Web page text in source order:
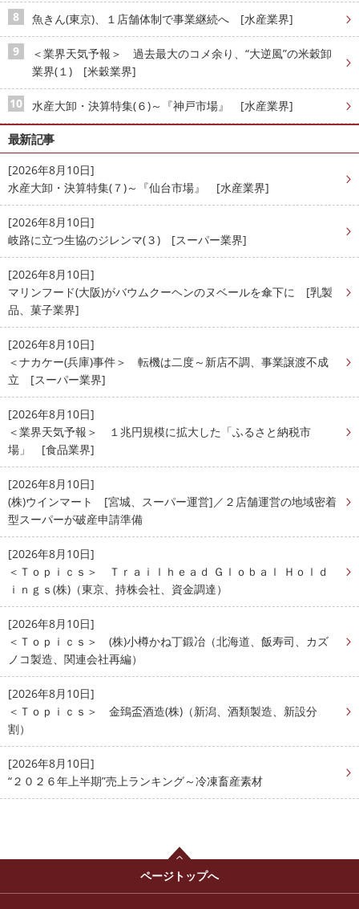
魚きん(東京)、１店舗体制で事業継続へ [水産業界]
＜業界天気予報＞ 過去最大のコメ余り、“大逆風”の米穀卸
業界(１) [米穀業界]
水産大卸・決算特集(６)～『神戸市場』 [水産業界]
最新記事
[2026年8月10日]
水産大卸・決算特集(７)～『仙台市場』 [水産業界]
[2026年8月10日]
岐路に立つ生協のジレンマ(３) [スーパー業界]
[2026年8月10日]
マリンフード(大阪)がバウムクーヘンのヌベールを傘下に [乳製
品、菓子業界]
[2026年8月10日]
＜ナカケー(兵庫)事件＞ 転機は二度～新店不調、事業譲渡不成
立 [スーパー業界]
[2026年8月10日]
＜業界天気予報＞ １兆円規模に拡大した「ふるさと納税市
場」 [食品業界]
[2026年8月10日]
(株)ウインマート [宮城、スーパー運営]／２店舗運営の地域密着
型スーパーが破産申請準備
[2026年8月10日]
＜Ｔｏｐｉｃｓ＞ Ｔｒａｉｌｈｅａｄ Ｇｌｏｂａｌ Ｈｏｌｄ
ｉｎｇｓ(株)（東京、持株会社、資金調達）
[2026年8月10日]
＜Ｔｏｐｉｃｓ＞ (株)小樽かね丁鍛冶（北海道、飯寿司、カズ
ノコ製造、関連会社再編）
[2026年8月10日]
＜Ｔｏｐｉｃｓ＞ 金鵄盃酒造(株)（新潟、酒類製造、新設分
割）
[2026年8月10日]
“２０２６年上半期”売上ランキング～冷凍畜産素材
ページトップへ